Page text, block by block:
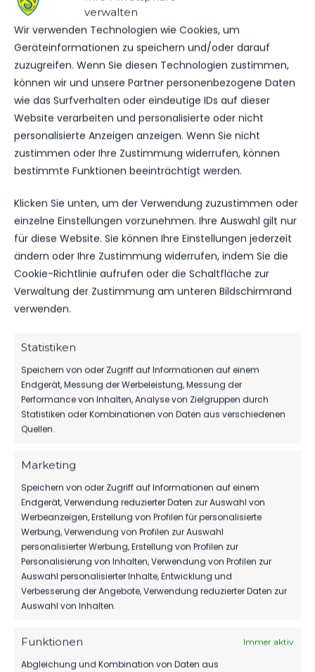
verwalten
Wir verwenden Technologien wie Cookies, um
Geräteinformationen zu speichern und/oder darauf
zuzugreifen. Wenn Sie diesen Technologien zustimmen,
können wir und unsere Partner personenbezogene Daten
wie das Surfverhalten oder eindeutige IDs auf dieser
Website verarbeiten und personalisierte oder nicht
personalisierte Anzeigen anzeigen. Wenn Sie nicht
zustimmen oder Ihre Zustimmung widerrufen, können
bestimmte Funktionen beeinträchtigt werden.
Klicken Sie unten, um der Verwendung zuzustimmen oder
einzelne Einstellungen vorzunehmen. Ihre Auswahl gilt nur
für diese Website. Sie können Ihre Einstellungen jederzeit
ändern oder Ihre Zustimmung widerrufen, indem Sie die
Cookie-Richtlinie aufrufen oder die Schaltfläche zur
Verwaltung der Zustimmung am unteren Bildschirmrand
verwenden.
Statistiken
Speichern von oder Zugriff auf Informationen auf einem
Endgerät, Messung der Werbeleistung, Messung der
Performance von Inhalten, Analyse von Zielgruppen durch
Statistiken oder Kombinationen von Daten aus verschiedenen
Quellen.
Marketing
Speichern von oder Zugriff auf Informationen auf einem
Endgerät, Verwendung reduzierter Daten zur Auswahl von
Werbeanzeigen, Erstellung von Profilen für personalisierte
Werbung, Verwendung von Profilen zur Auswahl
personalisierter Werbung, Erstellung von Profilen zur
Personalisierung von Inhalten, Verwendung von Profilen zur
Auswahl personalisierter Inhalte, Entwicklung und
Verbesserung der Angebote, Verwendung reduzierter Daten zur
Auswahl von Inhalten.
Funktionen Immer aktiv
Abgleichung und Kombination von Daten aus
79.Daniel Hefele), Christian Flath, Daniel Becker
(ab 89. Marcel Hadel), Luca Dahlke (ab 46. Tim
Göth) – Till Plumpe
Lok Leipzig: Niclas Müller – Luca Sirch, Leon
Heynke, Farid Abderrahmane, Mike Eglseder (ab
61. Linus Jakob Zimmer) – Theo Ogbidi, Eric
Voufack, Riccardo Grym (ab 61. Tobias
Dombrowa), Zak Paulo Piplica (ab 79. Bogdan
Rangelov), Osman Atilgan (ab 61. Sascha Pfeffer)
SR: Marko Wartmann (Großvargula)
Zuschauer: 702
Tore: 0:1 (57.) Djamal Ziane, 1:1 (63.) Phil
Butendeich, 2:1 (69.) Christian Flath
Vierling (93.), Plumpe (93.) FSV 63
Heynke (14.), Sirch (69.), Piplica (76.) Lok
Beste Spieler: Daniel Becker, Christian Flath, Phil
Butendeich FSV 63
Ziane Lok
Fred Krüger